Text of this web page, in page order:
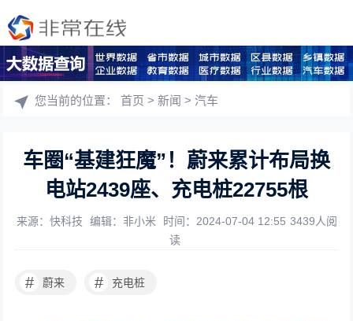
您当前的位置：首页 >新闻 >汽车
车圈“基建狂魔”！蔚来累计布局换
电站2439座、充电桩22755根
来源：快科技 编辑：非小米 时间：2024-07-04 12:55 3439人阅
读
# 蔚来 # 充电桩